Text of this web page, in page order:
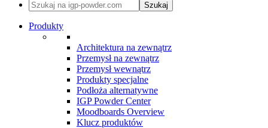
Szukaj
Produkty
Architektura na zewnątrz
Przemysł na zewnątrz
Przemysł wewnątrz
Produkty specjalne
Podłoża alternatywne
IGP Powder Center
Moodboards Overview
Klucz produktów